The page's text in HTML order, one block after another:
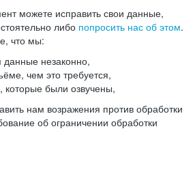
можете исправить свои данные,
либо попросить нас об этом.
что мы:
незаконно,
чем это требуется,
которые были озвучены,
нам возражения против обработки
об ограничении обработки